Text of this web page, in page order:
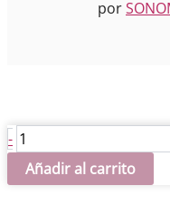
por
- Pintura
DORA
METALLIC
Añadir al carrito